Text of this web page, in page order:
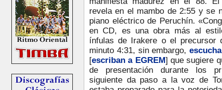
revela en el mambo de 2:55 y se
piano eléctrico de Peruchín.
en CD, es una obra más al
ínfulas de Irakere o el precursor
minuto 4:31, sin embargo,
[escriban a EGREM]que sugiere
de presentación durante los
siguiente da paso a la voz de